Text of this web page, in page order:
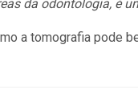
da odontologia, é
a tomografia pode